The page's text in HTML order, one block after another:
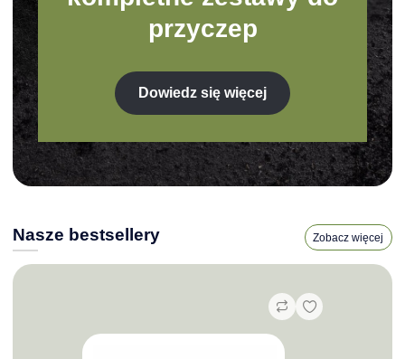
przyczep
Dowiedz się więcej
Zobacz więcej
Nasze bestsellery